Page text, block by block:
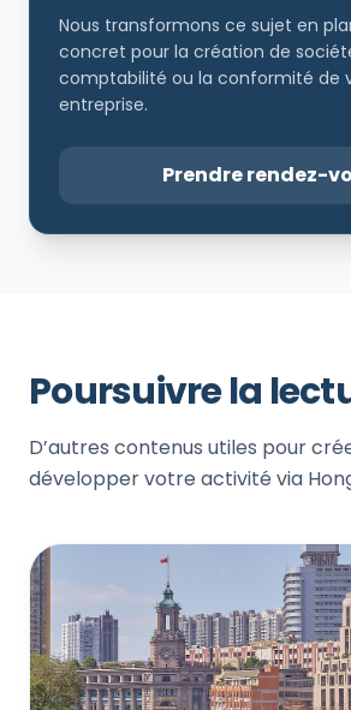
Nous transformons ce sujet en
concret pour la création de
comptabilité ou la conformité de
entreprise.
Prendre rendez-
Poursuivre la
D’autres contenus utiles pour
développer votre activité via